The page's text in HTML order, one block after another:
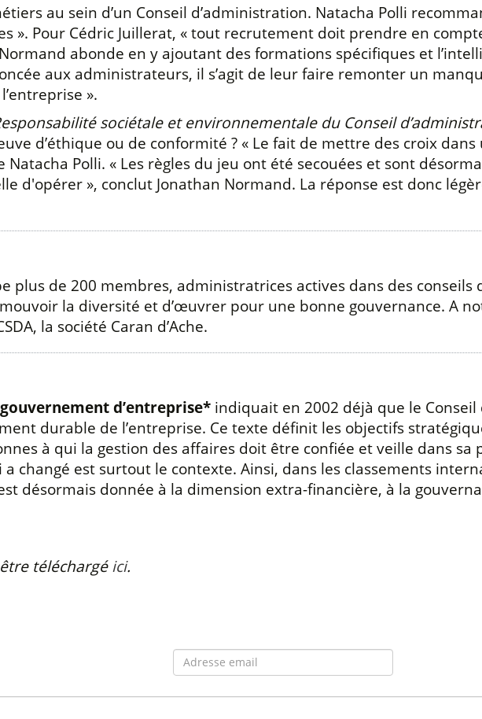
au sein d’un Conseil d’administration. Natacha Polli
». Pour Cédric Juillerat, « tout recrutement doit prendre en
abonde en y ajoutant des formations spécifiques et
aux administrateurs, il s’agit de leur faire remonter un
».
sociétale et environnementale du Conseil
d’éthique ou de conformité ? « Le fait de mettre des croix
Polli. « Les règles du jeu ont été secouées et sont
d'opérer », conclut Jonathan Normand. La réponse est donc
plus de 200 membres, administratrices actives dans des conseils
la diversité et d’œuvrer pour une bonne gouvernance. A
la société Caran d’Ache.
d’entreprise*indiquait en 2002 déjà que le Conseil
durable de l’entreprise. Ce texte définit les objectifs
à qui la gestion des affaires doit être confiée et veille dans sa
changé est surtout le contexte. Ainsi, dans les classements
désormais donnée à la dimension extra-financière, à la
téléchargéici.